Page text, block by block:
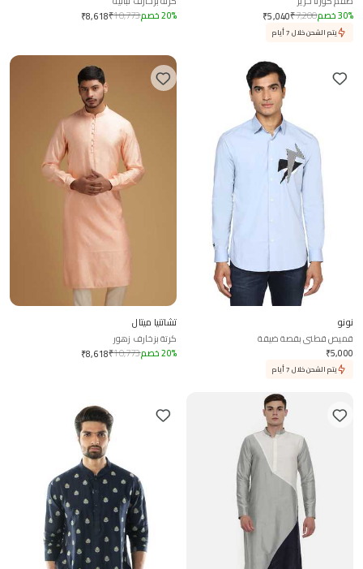
₹5,040₹7,200 30% خصم
يتم الشحن خلال 7 أيام
₹8,618₹10,773 20% خصم
نونو
قميص قطني بقصة ضيقة
₹5,000
يتم الشحن خلال 7 أيام
تشاتنيا ميتال
كرتة بزخارف زهور
₹8,618₹10,773 20% خصم